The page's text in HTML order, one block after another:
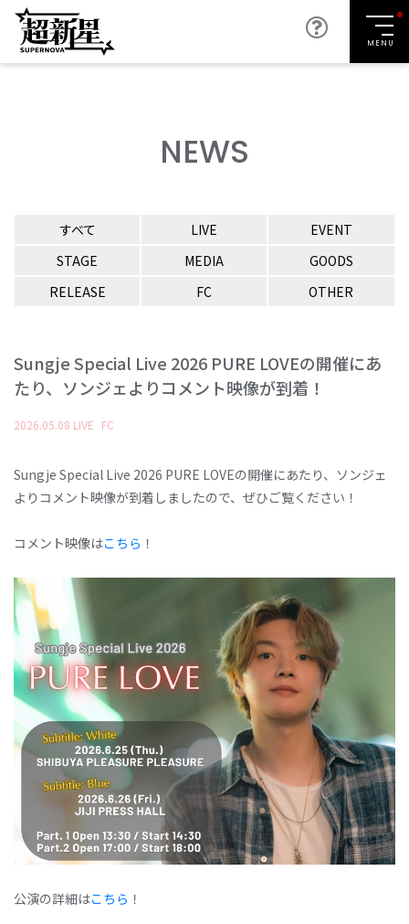
MENU
NEWS
すべて LIVE
EVENT
STAGE
MEDIA
GOODS
RELEASE
FC OTHER
Sungje Special Live 2026 PURE LOVEの開催にあ
たり、ソンジェよりコメント映像が到着！
2026.05.08 LIVE FC
Sungje Special Live 2026 PURE LOVEの開催にあたり、ソンジェ
よりコメント映像が到着しましたので、ぜひご覧ください！
コメント映像はこちら ！
公演の詳細はこちら ！